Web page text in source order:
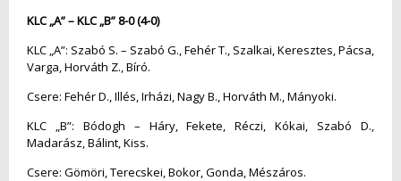
KLC „A” – KLC „B” 8-0 (4-0)
KLC „A”: Szabó S. – Szabó G., Fehér T., Szalkai, Keresztes, Pácsa,
Varga, Horváth Z., Bíró.
Csere: Fehér D., Illés, Irházi, Nagy B., Horváth M., Mányoki.
KLC „B”: Bódogh – Háry, Fekete, Réczi, Kókai, Szabó D.,
Madarász, Bálint, Kiss.
Csere: Gömöri, Terecskei, Bokor, Gonda, Mészáros.